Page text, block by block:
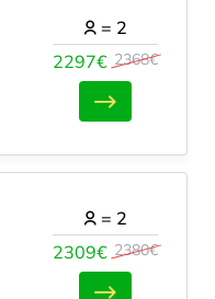
2297€ 2368€
= 2
2309€ 2380€
= 2